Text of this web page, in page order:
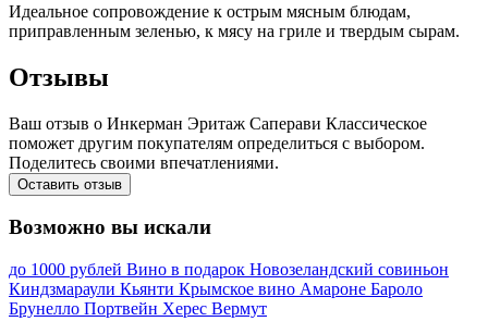
Идеальное сопровождение к острым мясным блюдам,
приправленным зеленью, к мясу на гриле и твердым сырам.
Отзывы
Ваш отзыв о Инкерман Эритаж Саперави Классическое
поможет другим покупателям определиться с выбором.
Поделитесь своими впечатлениями.
Оставить отзыв
Возможно вы искали
до 1000 рублей Вино в подарок Новозеландский совиньон
Киндзмараули Кьянти Крымское вино Амароне Бароло
Брунелло Портвейн Херес Вермут